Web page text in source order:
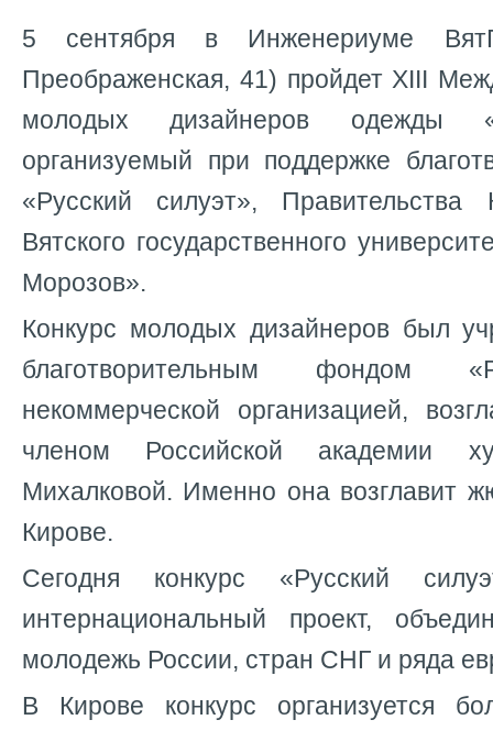
5 сентября в Инженериуме
Преображенская, 41) пройдет XIII
молодых дизайнеров одежды
организуемый при поддержке
«Русский силуэт», Правительства
Вятского государственного
Морозов».
Конкурс молодых дизайнеров был
благотворительным фондом
некоммерческой организацией,
членом Российской академии
Михалковой. Именно она возглавит
Кирове.
Сегодня конкурс «Русский
интернациональный проект,
молодежь России, стран СНГ и ряда
В Кирове конкурс организуется